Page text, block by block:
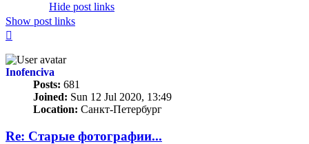
Hide post links
Show post links
Inofenciva
Posts: 681
Joined: Sun 12 Jul 2020, 13:49
Location: Санкт-Петербург
Re: Старые фотографии...